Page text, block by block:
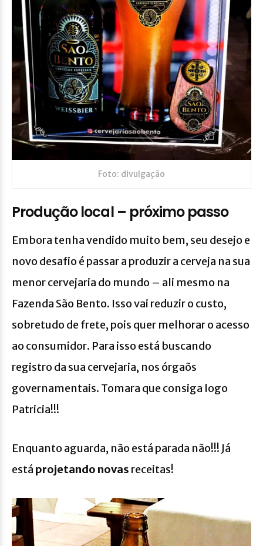
Foto: divulgação
Produção local – próximo passo
Embora tenha vendido muito bem, seu desejo e
novo desafio é passar a produzir a cerveja na sua
menor cervejaria do mundo – ali mesmo na
Fazenda São Bento. Isso vai reduzir o custo,
sobretudo de frete, pois quer melhorar o acesso
ao consumidor. Para isso está buscando
registro da sua cervejaria, nos órgaõs
governamentais. Tomara que consiga logo
Patricia!!!
Enquanto aguarda, não está parada não!!! Já
está projetando novas receitas!